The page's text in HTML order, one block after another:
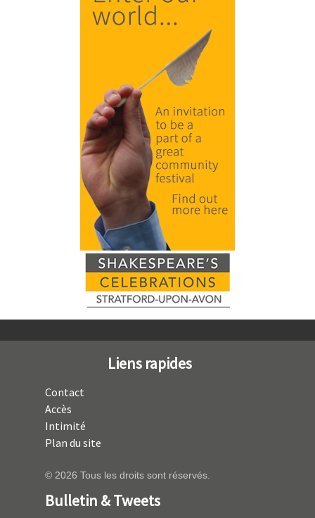
Liens rapides
Contact
Accès
Intimité
Plan du site
© 2026 Tous les droits sont réservés.
Bulletin & Tweets